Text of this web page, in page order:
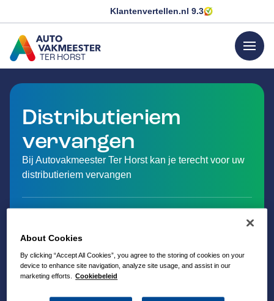
Klantenvertellen.nl 9.3
TER HORST
GA NAAR DE HOMEPAGINA
menu
Distributieriem
vervangen
Bij Autovakmeester Ter Horst kan je terecht voor uw
distributieriem vervangen
About Cookies
By clicking “Accept All Cookies”, you agree to the storing of cookies on your
device to enhance site navigation, analyze site usage, and assist in our
marketing efforts.
Cookiebeleid